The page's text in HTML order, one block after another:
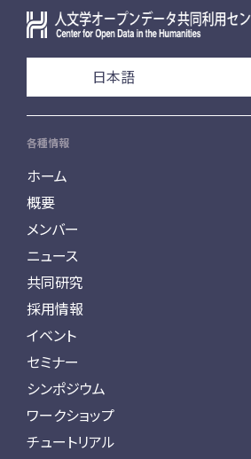
日本語
各種情報
ホーム
概要
メンバー
ニュース
共同研究
採用情報
イベント
セミナー
シンポジウム
ワークショップ
チュートリアル